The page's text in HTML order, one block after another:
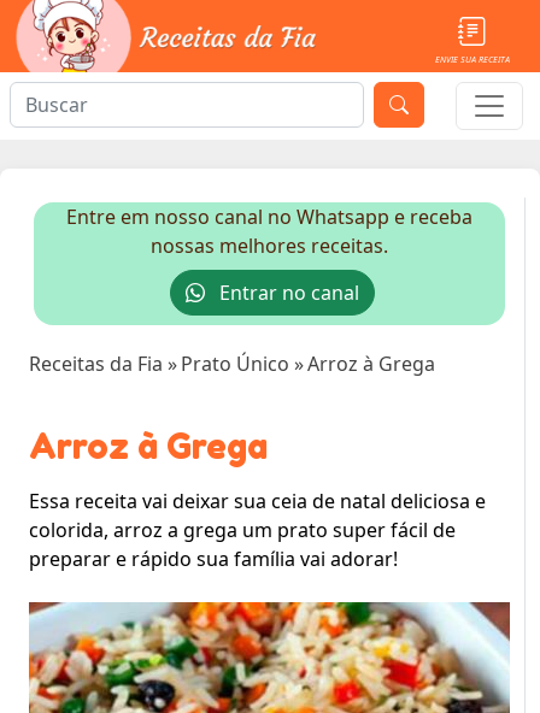
ENVIE SUA RECEITA
Entre em nosso canal no Whatsapp e receba
nossas melhores receitas.
Entrar no canal
Receitas da Fia »Prato Único »Arroz à Grega
Arroz à Grega
Essa receita vai deixar sua ceia de natal deliciosa e
colorida, arroz a grega um prato super fácil de
preparar e rápido sua família vai adorar!